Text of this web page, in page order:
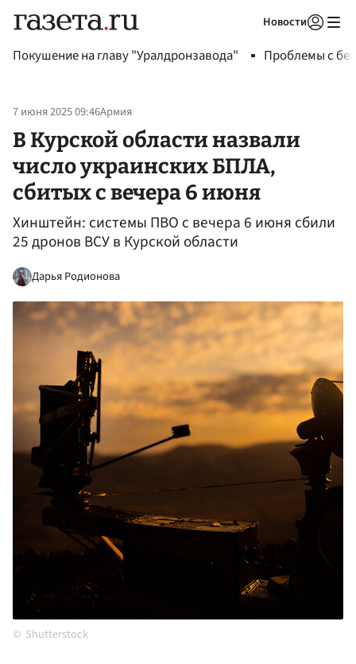
Новости
Покушение на главу "Уралдронзавода" Проблемы с
7 июня 2025 09:46Армия
В Курской области назвали
число украинских БПЛА,
сбитых с вечера 6 июня
Хинштейн: системы ПВО с вечера 6 июня сбили
25 дронов ВСУ в Курской области
Дарья Родионова
Shutterstock